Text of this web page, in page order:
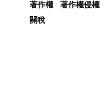
著作權
著作權侵權
關稅